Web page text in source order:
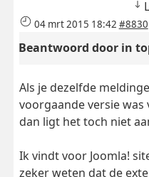
04 mrt 2015 18:42 #8830
Beantwoord door in
Als je dezelfde
voorgaande versie was
dan ligt het toch niet
Ik vindt voor Joomla!
zeker weten dat de